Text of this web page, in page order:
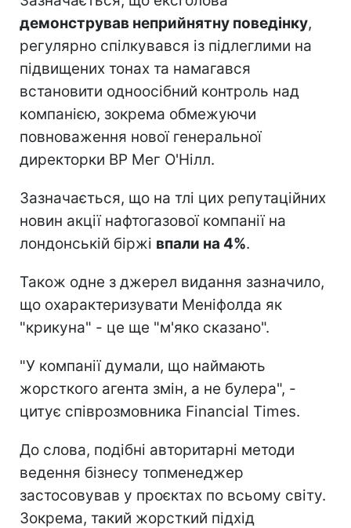
демонстрував неприйнятну поведінку,
регулярно спілкувався із підлеглими на
підвищених тонах та намагався
встановити одноосібний контроль над
компанією, зокрема обмежуючи
повноваження нової генеральної
директорки ВР Мег О'Нілл.
Зазначається, що на тлі цих репутаційних
новин акції нафтогазової компанії на
лондонській біржі впали на 4%.
Також одне з джерел видання зазначило,
що охарактеризувати Меніфолда як
"крикуна" - це ще "м'яко сказано".
"У компанії думали, що наймають
жорсткого агента змін, а не булера", -
цитує співрозмовника Financial Times.
До слова, подібні авторитарні методи
ведення бізнесу топменеджер
застосовував у проєктах по всьому світу.
Зокрема, такий жорсткий підхід